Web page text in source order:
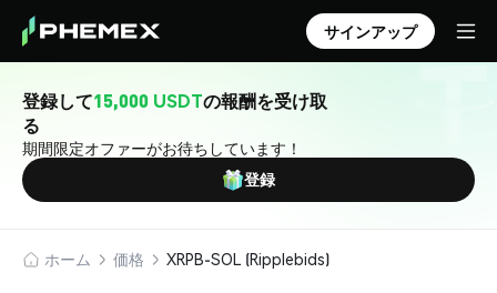
サインアップ
登録して15,000 USDTの報酬を受け取
る
期間限定オファーがお待ちしています！
登録
ホーム 価格 XRPB-SOL (Ripplebids)